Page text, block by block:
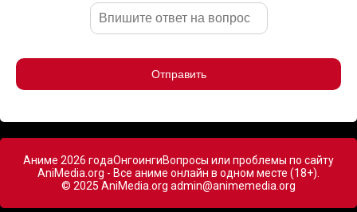
Отправить
Аниме 2026 годаОнгоингиВопросы или проблемы по сайту
AniMedia.org - Все аниме онлайн в одном месте (18+).
© 2025 AniMedia.org admin@animemedia.org